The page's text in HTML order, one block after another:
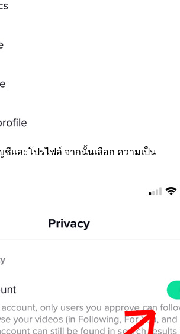
ชีและโปรไฟล์ จากนั้นเลือก ความเป็น